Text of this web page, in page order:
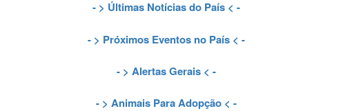
- > Últimas Notícias do País < -
- > Próximos Eventos no País < -
- > Alertas Gerais < -
- > Animais Para Adopção < -